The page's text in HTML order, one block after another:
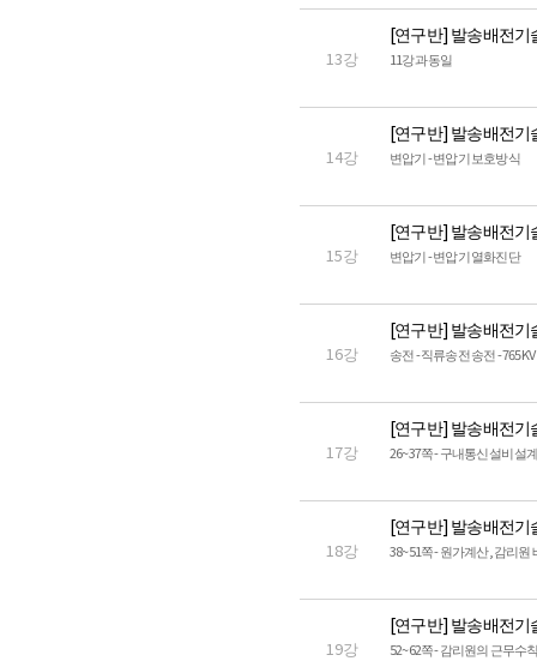
13강
[연구반] 발송배전기
11강과 동일
14강
[연구반] 발송배전기
변압기 - 변압기 보호방식
15강
[연구반] 발송배전기
변압기 - 변압기 열화진단
16강
[연구반] 발송배전기
송전 - 직류송전 송전 - 765KV
17강
[연구반] 발송배전기
26~37쪽 - 구내통신설비 설
18강
[연구반] 발송배전기
38~51쪽 - 원가계산, 감리원
19강
[연구반] 발송배전기
52~62쪽 - 감리원의 근무수